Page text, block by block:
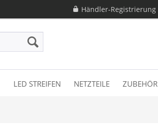
Händler-Registrierung
LED STREIFEN NETZTEILE ZUBEHÖR